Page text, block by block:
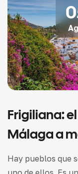
Frigiliana:
Málaga a
Hay pueblos que